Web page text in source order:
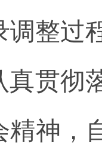
调整过
真贯彻
精神，